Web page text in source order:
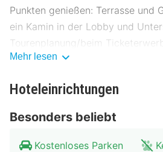
Punkten genießen: Terrasse und
ein Kamin in der Lobby und
Tourenplanung/beim
Verfügung.
Lass deinen Tag bei einem Drink
ausklingen. Gegen Gebühr wird
bis 09:30 Uhr ein kontinentales
Die Unterkunft ist vom 24.
Mehr lesen
Hoteleinrichtungen
Besonders beliebt
Kostenloses Parken